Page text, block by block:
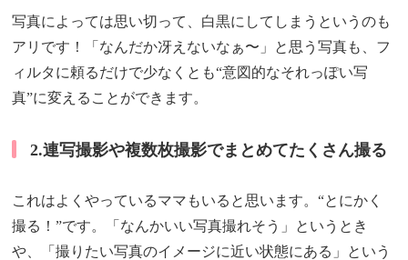
写真によっては思い切って、白黒にしてしまうというのも
アリです！「なんだか冴えないなぁ〜」と思う写真も、フ
ィルタに頼るだけで少なくとも“意図的なそれっぽい写
真”に変えることができます。
2.連写撮影や複数枚撮影でまとめてたくさん撮る
これはよくやっているママもいると思います。“とにかく
撮る！”です。「なんかいい写真撮れそう」というとき
や、「撮りたい写真のイメージに近い状態にある」という